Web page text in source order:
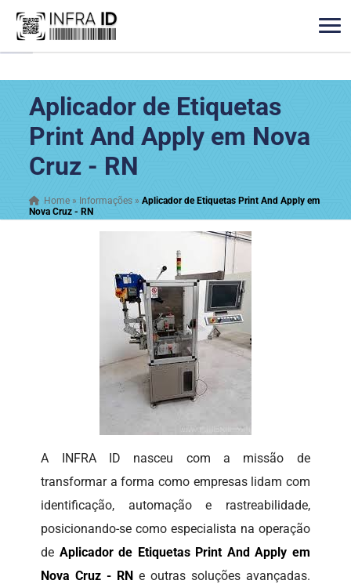
Aplicador de Etiquetas
Print And Apply em Nova
Cruz - RN
Home » Informações »Aplicador de Etiquetas Print And Apply em
Nova Cruz - RN
A INFRA ID nasceu com a missão de
transformar a forma como empresas lidam com
identificação, automação e rastreabilidade,
posicionando-se como especialista na operação
de Aplicador de Etiquetas Print And Apply em
Nova Cruz - RN e outras soluções avançadas.